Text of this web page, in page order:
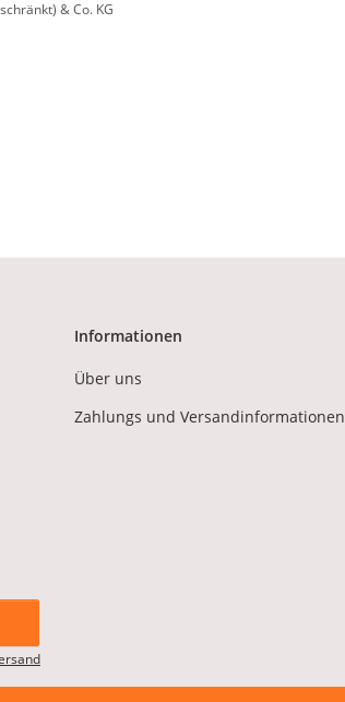
& Co. KG
Informationen
Über uns
Zahlungs und Versandinformationen